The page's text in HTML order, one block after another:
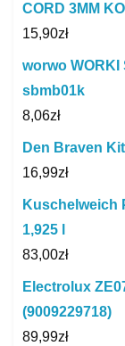
CORD 3MM
15,90zł
worwo WORKI
sbmb01k
8,06zł
Den Braven
16,99zł
Kuschelweich
1,925 l
83,00zł
Electrolux
(9009229718)
89,99zł